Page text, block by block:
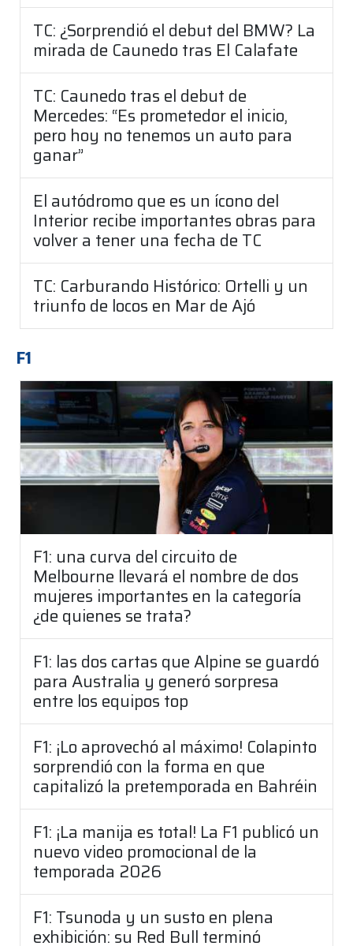
TC: ¿Sorprendió el debut del BMW? La
mirada de Caunedo tras El Calafate
TC: Caunedo tras el debut de
Mercedes: “Es prometedor el inicio,
pero hoy no tenemos un auto para
ganar”
El autódromo que es un ícono del
Interior recibe importantes obras para
volver a tener una fecha de TC
TC: Carburando Histórico: Ortelli y un
triunfo de locos en Mar de Ajó
F1
F1: una curva del circuito de
Melbourne llevará el nombre de dos
mujeres importantes en la categoría
¿de quienes se trata?
F1: las dos cartas que Alpine se guardó
para Australia y generó sorpresa
entre los equipos top
F1: ¡Lo aprovechó al máximo! Colapinto
sorprendió con la forma en que
capitalizó la pretemporada en Bahréin
F1: ¡La manija es total! La F1 publicó un
nuevo video promocional de la
temporada 2026
F1: Tsunoda y un susto en plena
exhibición: su Red Bull terminó